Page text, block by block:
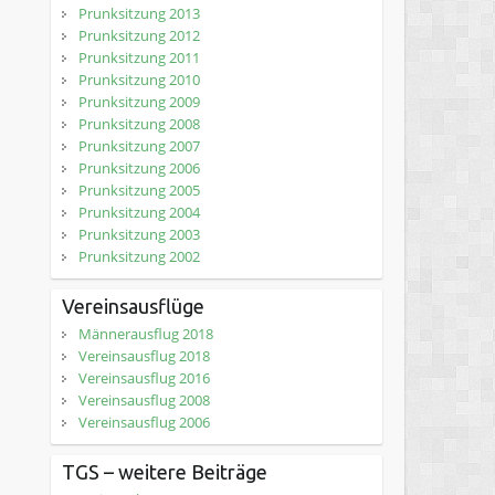
Prunksitzung 2013
Prunksitzung 2012
Prunksitzung 2011
Prunksitzung 2010
Prunksitzung 2009
Prunksitzung 2008
Prunksitzung 2007
Prunksitzung 2006
Prunksitzung 2005
Prunksitzung 2004
Prunksitzung 2003
Prunksitzung 2002
Vereinsausflüge
Männerausflug 2018
Vereinsausflug 2018
Vereinsausflug 2016
Vereinsausflug 2008
Vereinsausflug 2006
TGS – weitere Beiträge